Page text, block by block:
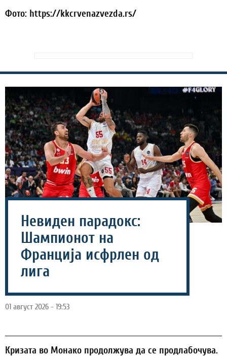
Фото: https://kkcrvenazvezda.rs/
Невиден парадокс:
Шампионот на
Франција исфрлен од
лига
01 август 2026 - 19:53
Кризата во Монако продолжува да се продлабочува.